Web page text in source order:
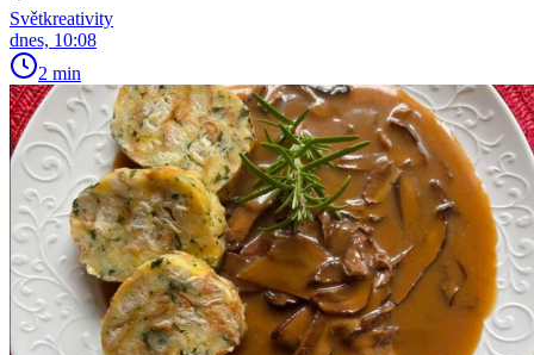
Světkreativity
dnes, 10:08
2 min